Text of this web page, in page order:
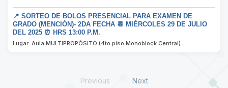
📍 SORTEO DE BOLOS PRESENCIAL PARA EXAMEN DE
GRADO (MENCIÓN)- 2DA FECHA 📆 MIÉRCOLES 29 DE JULIO
DEL 2025 ⏰ HRS 13:00 P.M.
Lugar: Aula MULTIPROPÓSITO (4to piso Monoblock Central)
Previous Next